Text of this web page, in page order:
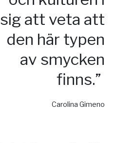
sig att veta att
den här typen
av smycken
finns.”
Carolina Gimeno